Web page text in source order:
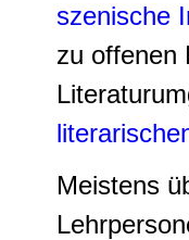
szenische
zu offenen
Meistens